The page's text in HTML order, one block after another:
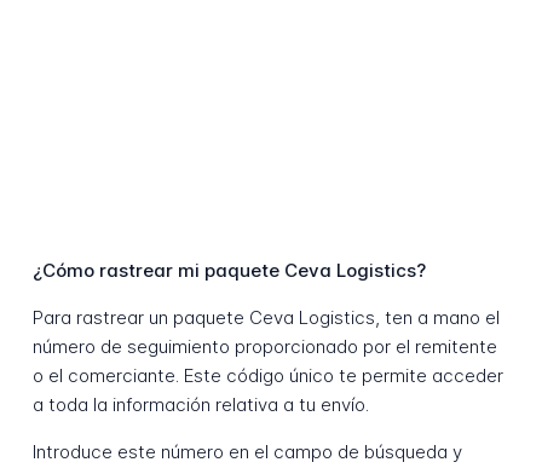
¿Cómo rastrear mi paquete Ceva Logistics?
Para rastrear un paquete Ceva Logistics, ten a mano el
número de seguimiento proporcionado por el remitente
o el comerciante. Este código único te permite acceder
a toda la información relativa a tu envío.
Introduce este número en el campo de búsqueda y